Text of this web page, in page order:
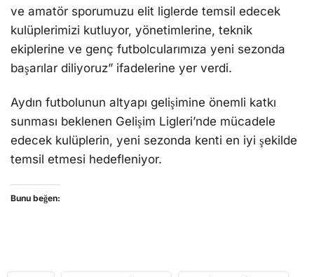
ve amatör sporumuzu elit liglerde temsil edecek
kulüplerimizi kutluyor, yönetimlerine, teknik
ekiplerine ve genç futbolcularımıza yeni sezonda
başarılar diliyoruz” ifadelerine yer verdi.
Aydın futbolunun altyapı gelişimine önemli katkı
sunması beklenen Gelişim Ligleri’nde mücadele
edecek kulüplerin, yeni sezonda kenti en iyi şekilde
temsil etmesi hedefleniyor.
Bunu beğen: